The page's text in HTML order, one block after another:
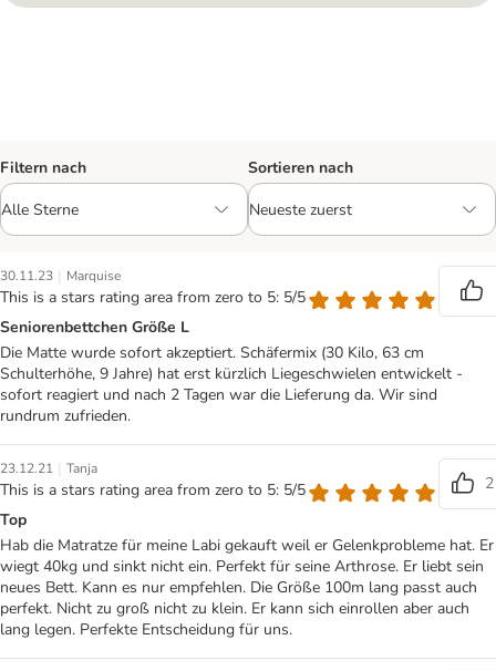
Filtern nach Sortieren nach
30.11.23 | Marquise
This is a stars rating area from zero to 5: 5/5
Seniorenbettchen Größe L
Die Matte wurde sofort akzeptiert. Schäfermix (30 Kilo, 63 cm
Schulterhöhe, 9 Jahre) hat erst kürzlich Liegeschwielen entwickelt -
sofort reagiert und nach 2 Tagen war die Lieferung da. Wir sind
rundrum zufrieden.
23.12.21 | Tanja
This is a stars rating area from zero to 5: 5/5
2
Top
Hab die Matratze für meine Labi gekauft weil er Gelenkprobleme hat. Er
wiegt 40kg und sinkt nicht ein. Perfekt für seine Arthrose. Er liebt sein
neues Bett. Kann es nur empfehlen. Die Größe 100m lang passt auch
perfekt. Nicht zu groß nicht zu klein. Er kann sich einrollen aber auch
lang legen. Perfekte Entscheidung für uns.